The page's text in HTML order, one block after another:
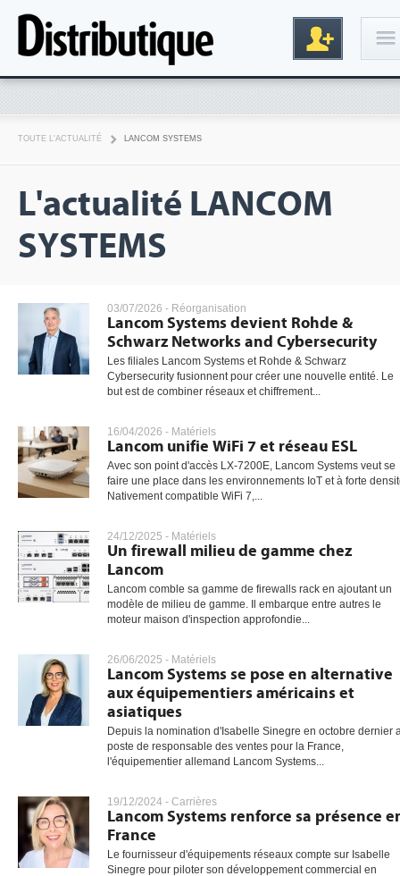
gratuite
TOUTE L'ACTUALITÉ LANCOM SYSTEMS
L'actualité LANCOM
SYSTEMS
03/07/2026 - Réorganisation
Lancom Systems devient Rohde &
Schwarz Networks and Cybersecurity
Les filiales Lancom Systems et Rohde & Schwarz
Cybersecurity fusionnent pour créer une nouvelle entité. Le
but est de combiner réseaux et chiffrement...
16/04/2026 - Matériels
Lancom unifie WiFi 7 et réseau ESL
Avec son point d'accès LX-7200E, Lancom Systems veut se
faire une place dans les environnements IoT et à forte
Nativement compatible WiFi 7,...
24/12/2025 - Matériels
Un firewall milieu de gamme chez
Lancom
Lancom comble sa gamme de firewalls rack en ajoutant un
modèle de milieu de gamme. Il embarque entre autres le
moteur maison d'inspection approfondie...
26/06/2025 - Matériels
Lancom Systems se pose en alternative
aux équipementiers américains et
asiatiques
Depuis la nomination d'Isabelle Sinegre en octobre dernier
poste de responsable des ventes pour la France,
l'équipementier allemand Lancom Systems...
19/12/2024 - Carrières
Lancom Systems renforce sa présence
France
Le fournisseur d'équipements réseaux compte sur Isabelle
Sinegre pour piloter son développement commercial en